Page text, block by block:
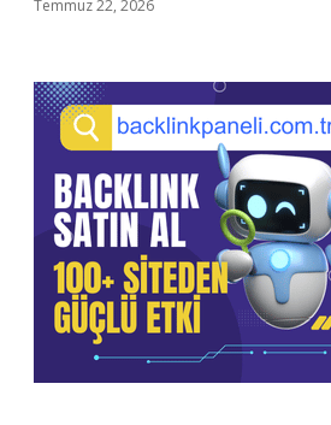
Temmuz 22, 2026